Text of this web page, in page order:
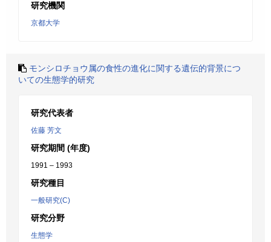
研究機関
京都大学
モンシロチョウ属の食性の進化に関する遺伝的背景につ
いての生態学的研究
研究代表者
佐藤 芳文
研究期間 (年度)
1991 – 1993
研究種目
一般研究(C)
研究分野
生態学